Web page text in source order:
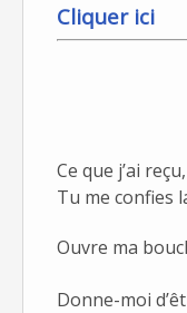
Cliquer ici
Ce que j’ai
Tu me confies
Ouvre ma
Donne-moi